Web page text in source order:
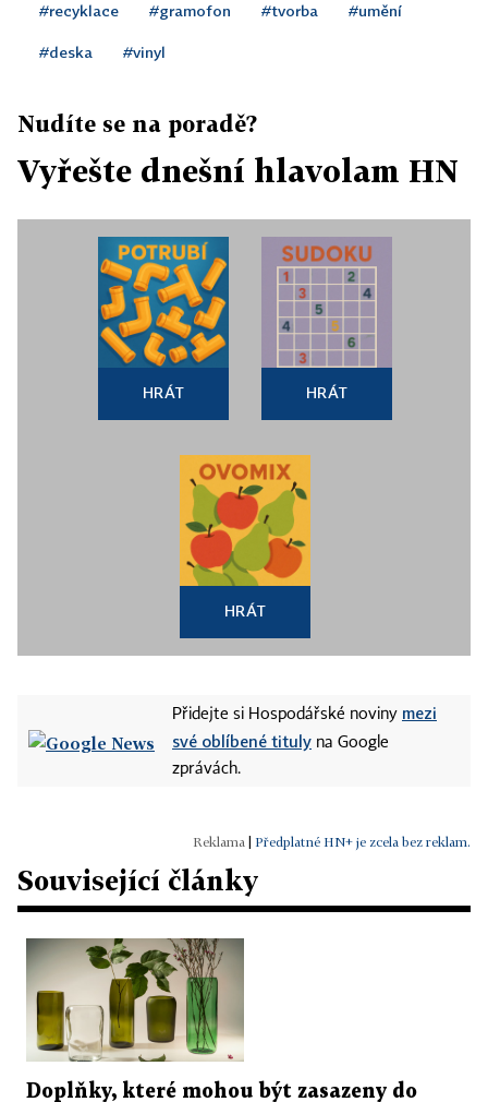
#recyklace #gramofon #tvorba #umění
#deska #vinyl
Nudíte se na poradě?
Vyřešte dnešní hlavolam HN
HRÁT HRÁT
HRÁT
Přidejte si Hospodářské noviny mezi
své oblíbené tituly na Google
zprávách.
Předplatné HN+ je zcela bez reklam.
Související články
Doplňky, které mohou být zasazeny do